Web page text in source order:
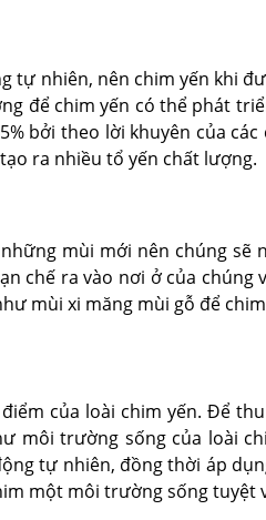
tự nhiên, nên chim yến khi
để chim yến có thể phát
bởi theo lời khuyên của các
ra nhiều tổ yến chất lượng.
mùi mới nên chúng sẽ
chế ra vào nơi ở của chúng
mùi xi măng mùi gỗ để
của loài chim yến. Để
môi trường sống của loài
tự nhiên, đồng thời áp
một môi trường sống tuyệt